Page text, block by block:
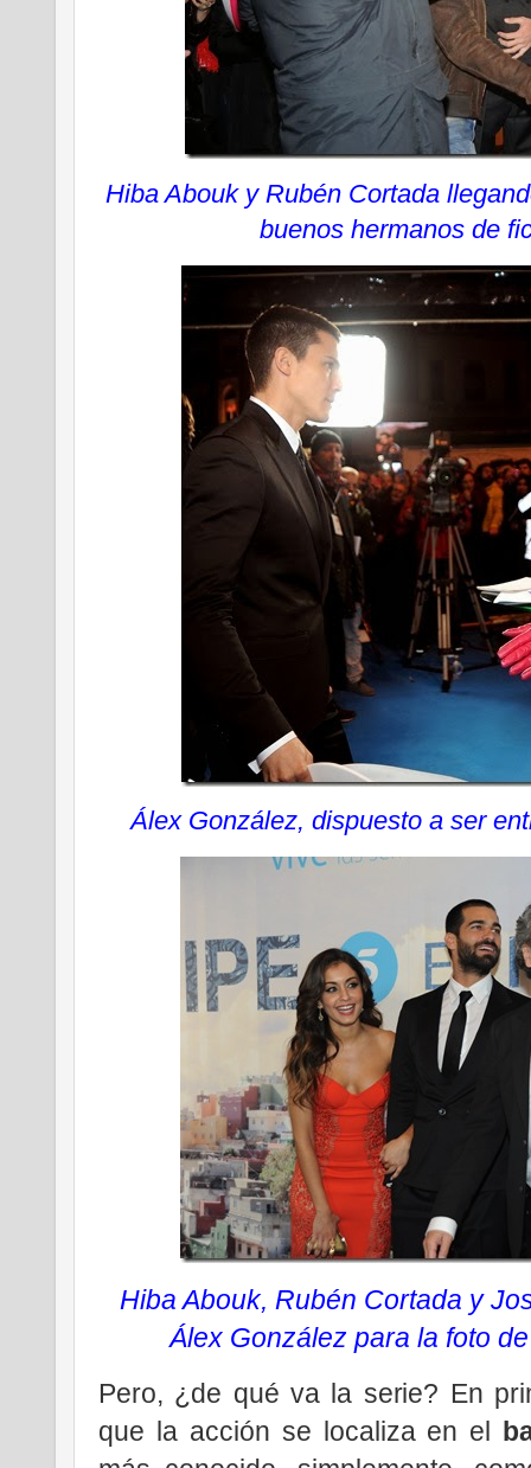
Hiba Abouk y Rubén Cortada
buenos hermanos de
Álex González, dispuesto a ser
Hiba Abouk, Rubén Cortada y
Álex González para la foto
Pero, ¿de qué va la serie? En
que la acción se localiza en el